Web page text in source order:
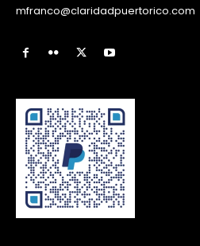
mfranco@claridadpuertorico.com